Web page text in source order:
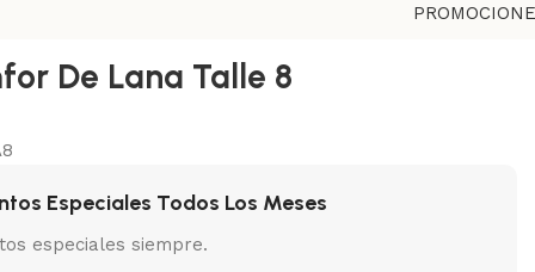
De Lana Talle 8
Especiales Todos Los Meses
especiales siempre.